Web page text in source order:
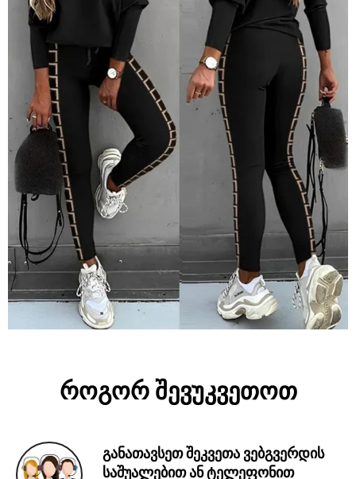
როგორ შევუკვეთოთ
განათავსეთ შეკვეთა ვებგვერდის
საშუალებით ან ტელეფონით